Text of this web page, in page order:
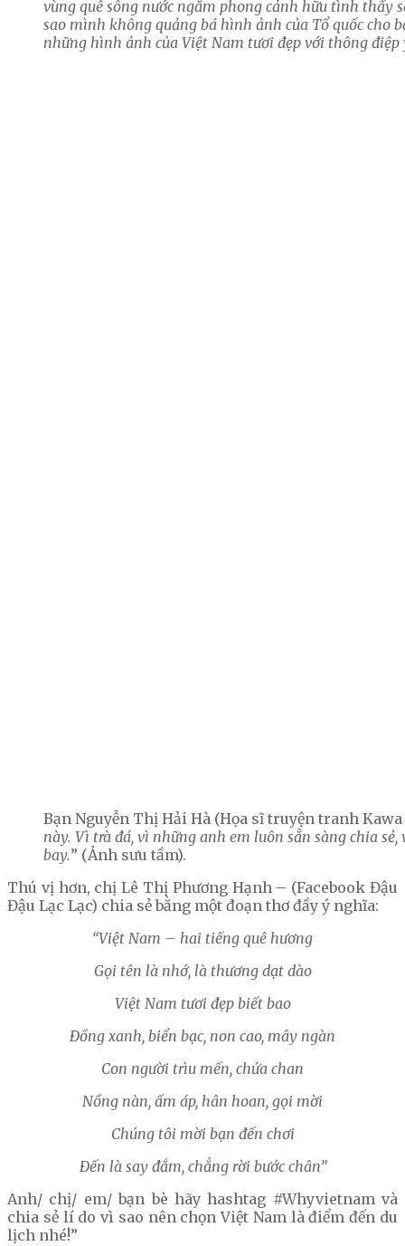
vùng quê sông nước ngắm phong cảnh hữu tình thấy
sao mình không quảng bá hình ảnh của Tổ quốc cho
những hình ảnh của Việt Nam tươi đẹp với thông
Bạn Nguyễn Thị Hải Hà (Họa sĩ truyện tranh Kawa
này. Vì trà đá, vì những anh em luôn sẵn sàng chia
bay.” (Ảnh sưu tầm).
Thú vị hơn, chị Lê Thị Phương Hạnh – (Facebook Đậu
Đậu Lạc Lạc) chia sẻ bằng một đoạn thơ đầy ý nghĩa:
“Việt Nam – hai tiếng quê hương
Gọi tên là nhớ, là thương dạt dào
Việt Nam tươi đẹp biết bao
Đồng xanh, biển bạc, non cao, mây ngàn
Con người trìu mến, chứa chan
Nồng nàn, ấm áp, hân hoan, gọi mời
Chúng tôi mời bạn đến chơi
Đến là say đắm, chẳng rời bước chân”
Anh/ chị/ em/ bạn bè hãy hashtag #Whyvietnam và
chia sẻ lí do vì sao nên chọn Việt Nam là điểm đến du
lịch nhé!”